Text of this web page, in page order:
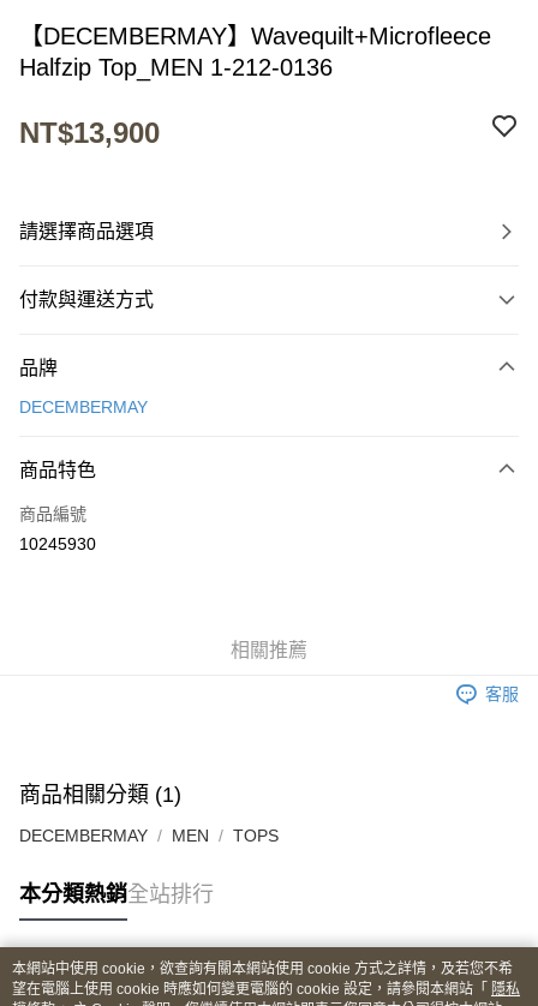
【DECEMBERMAY】Wavequilt+Microfleece
Halfzip Top_MEN 1-212-0136
NT$13,900
請選擇商品選項
付款與運送方式
信用卡一次付款
LINE Pay
Apple Pay
全家取貨付款
每筆NT$60
7-11取貨付款
每筆NT$60
品牌
DECEMBERMAY
商品特色
商品編號
10245930
相關推薦
客服
商品相關分類 (1)
DECEMBERMAY MEN TOPS
本分類熱銷全站排行
熱門標籤
本網站中使用 cookie，欲查詢有關本網站使用 cookie 方式之詳情，及若您不希
望在電腦上使用 cookie 時應如何變更電腦的 cookie 設定，請參閱本網站「 隱私